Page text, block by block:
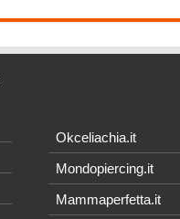
Okceliachia.it
Mondopiercing.it
Mammaperfetta.it